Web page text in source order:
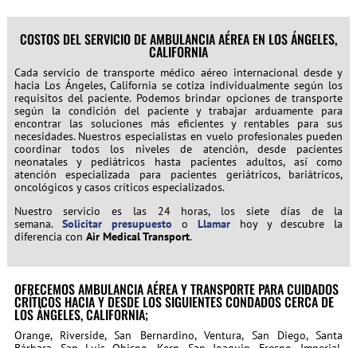
COSTOS DEL SERVICIO DE AMBULANCIA AÉREA EN LOS ÁNGELES,
CALIFORNIA
Cada servicio de transporte médico aéreo internacional desde y
hacia Los Ángeles, California se cotiza individualmente según los
requisitos del paciente. Podemos brindar opciones de transporte
según la condición del paciente y trabajar arduamente para
encontrar las soluciones más eficientes y rentables para sus
necesidades. Nuestros especialistas en vuelo profesionales pueden
coordinar todos los niveles de atención, desde pacientes
neonatales y pediátricos hasta pacientes adultos, así como
atención especializada para pacientes geriátricos, bariátricos,
oncológicos y casos críticos especializados.
Nuestro servicio es las 24 horas, los siete días de la
semana. Solicitar presupuesto o Llamarhoy y descubre la
diferencia con Air Medical Transport.
OFRECEMOS AMBULANCIA AÉREA Y TRANSPORTE PARA CUIDADOS
CRÍTICOS HACIA Y DESDE LOS SIGUIENTES CONDADOS CERCA DE
LOS ÁNGELES, CALIFORNIA;
Orange, Riverside, San Bernardino, Ventura, San Diego, Santa